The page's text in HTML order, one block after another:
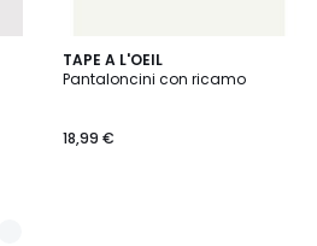
TAPE A L'OEIL
Pantaloncini con ricamo
18,99 €